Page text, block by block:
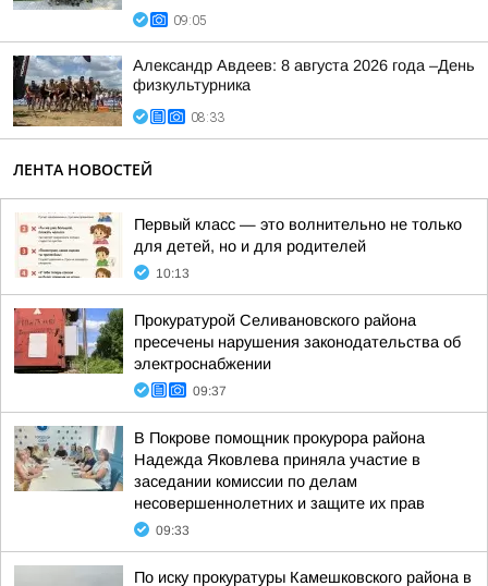
09:05
Александр Авдеев: 8 августа 2026 года –День
физкультурника
08:33
ЛЕНТА НОВОСТЕЙ
Первый класс — это волнительно не только
для детей, но и для родителей
10:13
Прокуратурой Селивановского района
пресечены нарушения законодательства об
электроснабжении
09:37
В Покрове помощник прокурора района
Надежда Яковлева приняла участие в
заседании комиссии по делам
несовершеннолетних и защите их прав
09:33
По иску прокуратуры Камешковского района в